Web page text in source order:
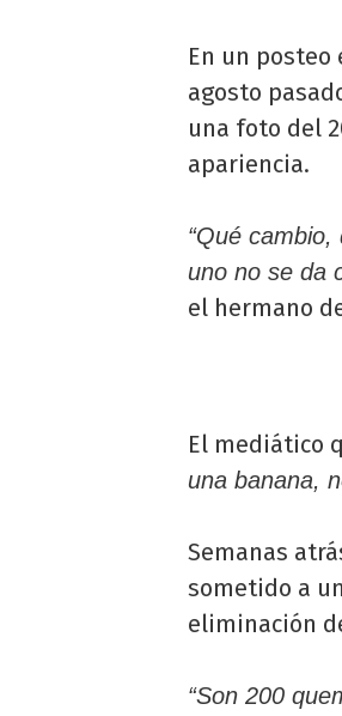
En un posteo
agosto
una foto del
apariencia.
“Qué
uno no se da
el hermano
El mediático
una banana,
Semanas
sometido a
eliminación
“Son 200